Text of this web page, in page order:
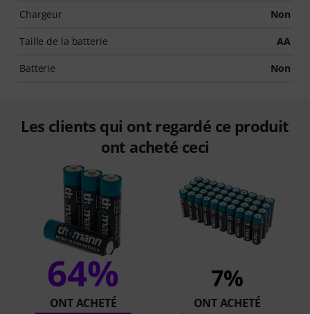
Chargeur Non
Taille de la batterie AA
Batterie Non
Les clients qui ont regardé ce produit
ont acheté ceci
64%
ONT ACHETÉ
7%
ONT ACHETÉ